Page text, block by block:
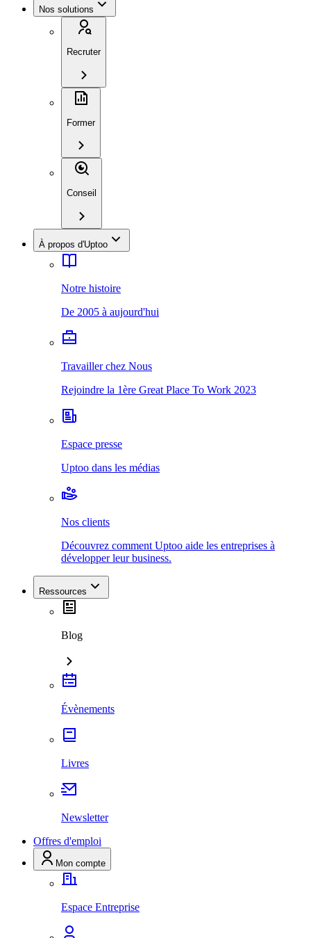
Nos solutions
Recruter
Former
Conseil
À propos d'Uptoo
Notre histoire
De 2005 à aujourd'hui
Travailler chez Nous
Rejoindre la 1ère Great Place To Work 2023
Espace presse
Uptoo dans les médias
Nos clients
Découvrez comment Uptoo aide les entreprises à
développer leur business.
Ressources
Blog
Évènements
Livres
Newsletter
Offres d'emploi
Mon compte
Espace Entreprise